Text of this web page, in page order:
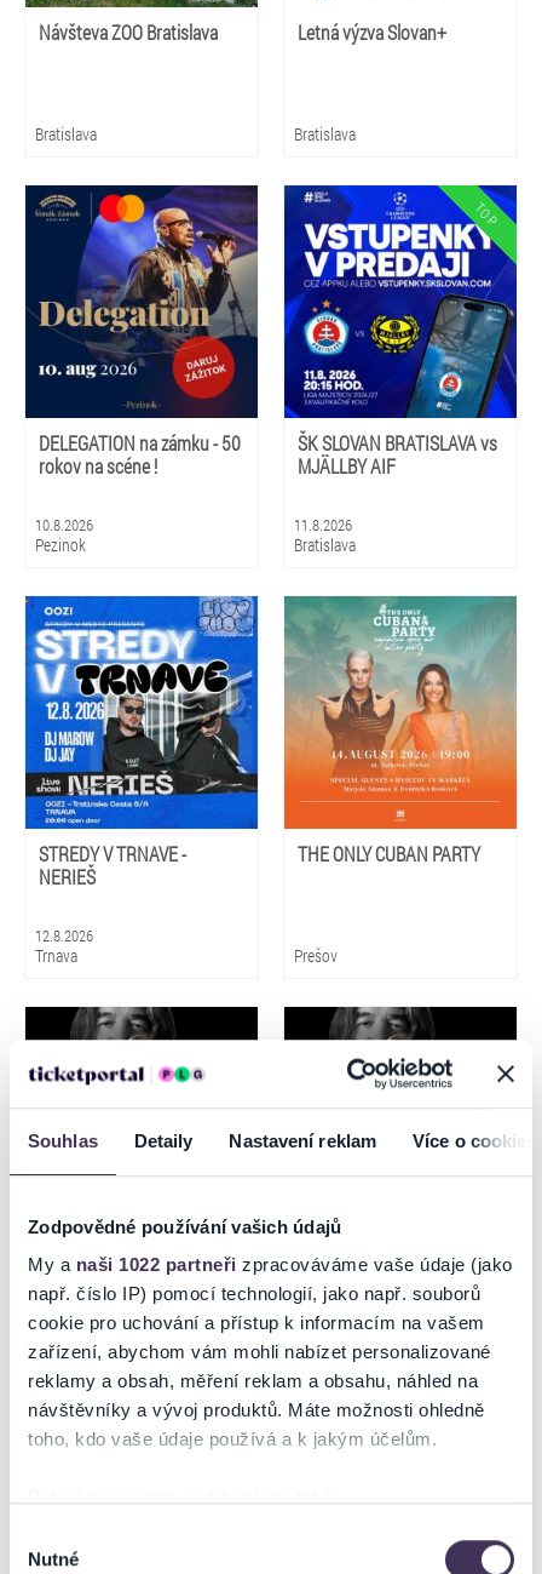
Souhlas Detaily Nastavení reklam Více o cookies
Zodpovědné používání vašich údajů
My a naši 1022 partneři zpracováváme vaše údaje (jako
např. číslo IP) pomocí technologií, jako např. souborů
cookie pro uchování a přístup k informacím na vašem
zařízení, abychom vám mohli nabízet personalizované
reklamy a obsah, měření reklam a obsahu, náhled na
návštěvníky a vývoj produktů. Máte možnosti ohledně
toho, kdo vaše údaje používá a k jakým účelům.
které mohou být přesné na několik metrů
souhlasu
Nutné
Návšteva ZOO Bratislava
Bratislava
Letná výzva Slovan+
Bratislava
DELEGATION na zámku - 50
rokov na scéne !
10.8.2026
Pezinok
ŠK SLOVAN BRATISLAVA vs
MJÄLLBY AIF
11.8.2026
Bratislava
STREDY V TRNAVE -
NERIEŠ
12.8.2026
Trnava
THE ONLY CUBAN PARTY
Prešov
DRUPI - 50 ANNI TOUR
15.8.2026
Trnava
DRUPI - 50 ANNI TOUR
MARTIN
16.8.2026
Martin